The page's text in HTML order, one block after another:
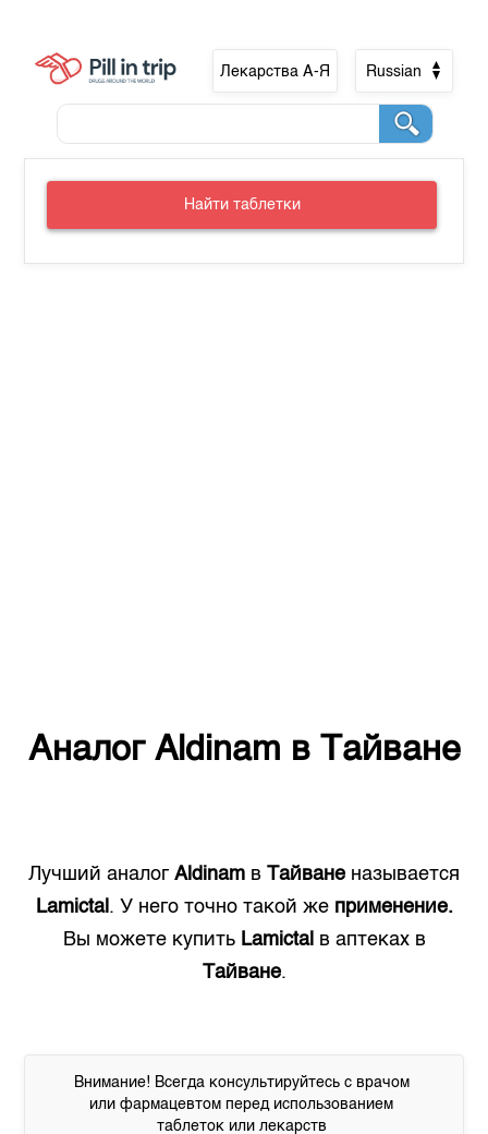
Лекарства А-Я Russian
Найти таблетки
Аналог Aldinam в Тайване
Лучший аналог Aldinam в Тайване называется
Lamictal . У него точно такой же применение.
Вы можете купить Lamictal в аптеках в
Тайване.
Внимание! Всегда консультируйтесь с врачом
или фармацевтом перед использованием
таблеток или лекарств